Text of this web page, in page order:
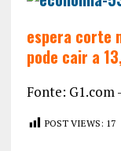
espera corte
pode cair a
Fonte: G1.com
POST VIEWS: 17